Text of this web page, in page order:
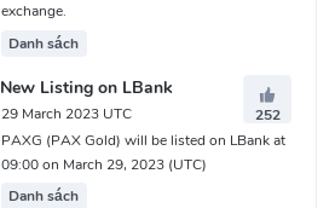
exchange.
Danh sách
New Listing on LBank
29 March 2023 UTC
252
PAXG (PAX Gold) will be listed on LBank at
09:00 on March 29, 2023 (UTC)
Danh sách